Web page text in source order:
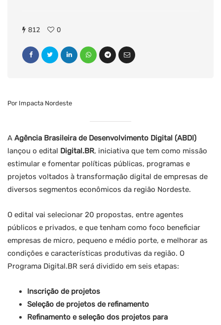
812 0
Por Impacta Nordeste
A Agência Brasileira de Desenvolvimento Digital (ABDI)
lançou o edital Digital.BR, iniciativa que tem como missão
estimular e fomentar políticas públicas, programas e
projetos voltados à transformação digital de empresas de
diversos segmentos econômicos da região Nordeste.
O edital vai selecionar 20 propostas, entre agentes
públicos e privados, e que tenham como foco beneficiar
empresas de micro, pequeno e médio porte, e melhorar as
condições e características produtivas da região. O
Programa Digital.BR será dividido em seis etapas:
Inscrição de projetos
Seleção de projetos de refinamento
Refinamento e seleção dos projetos para